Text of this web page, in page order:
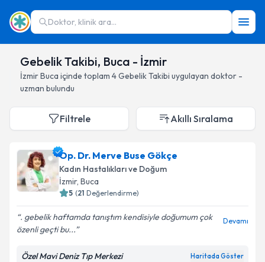
Doktor, klinik ara...
Gebelik Takibi, Buca - İzmir
İzmirBuca içinde toplam 4Gebelik Takibi uygulayan doktor -
uzman bulundu
Filtrele Akıllı Sıralama
Op. Dr. Merve Buse Gökçe
Kadın Hastalıkları ve Doğum
İzmir, Buca
5 (21 Değerlendirme)
. gebelik haftamda tanıştım kendisiyle doğumum çok
özenli geçti bu...
Devamı
Özel Mavi Deniz Tıp Merkezi Haritada Göster